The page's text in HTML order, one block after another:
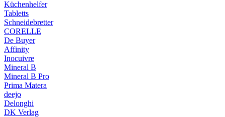
Küchenhelfer
Tabletts
Schneidebretter
CORELLE
De Buyer
Affinity
Inocuivre
Mineral B
Mineral B Pro
Prima Matera
deejo
Delonghi
DK Verlag